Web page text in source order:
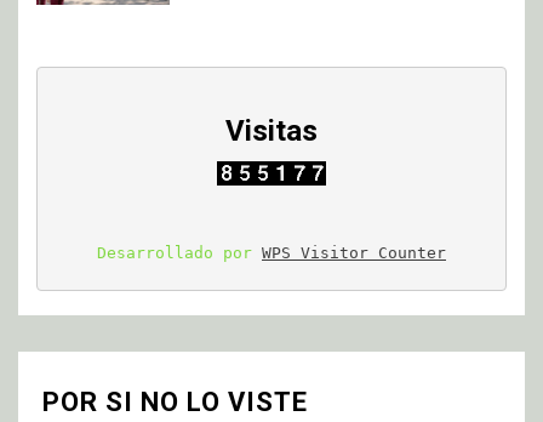
Visitas
Desarrollado por WPS Visitor Counter
POR SI NO LO VISTE